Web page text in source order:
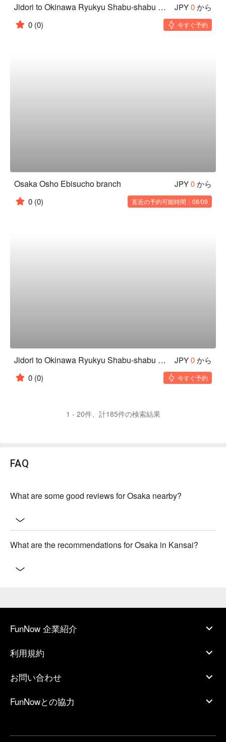
Jidori to Okinawa Ryukyu Shabu-shabu Koshitsu Izakaya Kuronagi Tennoji-ten JPY0から
0 (0) 今すぐ予約
Osaka Osho Ebisucho branch JPY0から
0 (0) 直近の予約可能時間：08/09
Jidori to Okinawa Ryukyu Shabu-shabu Koshitsu Izakaya Kuronagi Osaka Honmachi-ten JPY0から
0 (0) 今すぐ予約
1 - 20件、計185件の検索結果
FAQ
What are some good reviews for Osaka nearby?
What are the recommendations for Osaka in Kansai?
FunNow 企業紹介
利用規約
お問い合わせ
FunNowとの協力